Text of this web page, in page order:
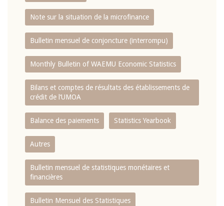
Note sur la situation de la microfinance
Bulletin mensuel de conjoncture (interrompu)
Monthly Bulletin of WAEMU Economic Statistics
Bilans et comptes de résultats des établissements de
crédit de l‘UMOA
Balance des paiements Statistics Yearbook
Autres
Bulletin mensuel de statistiques monétaires et
financières
Bulletin Mensuel des Statistiques